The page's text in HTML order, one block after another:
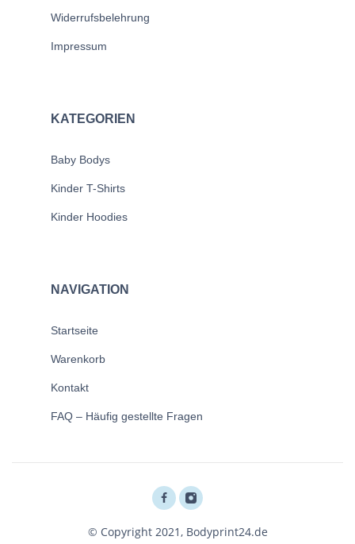
Widerrufsbelehrung
Impressum
KATEGORIEN
Baby Bodys
Kinder T-Shirts
Kinder Hoodies
NAVIGATION
Startseite
Warenkorb
Kontakt
FAQ – Häufig gestellte Fragen
© Copyright 2021, Bodyprint24.de